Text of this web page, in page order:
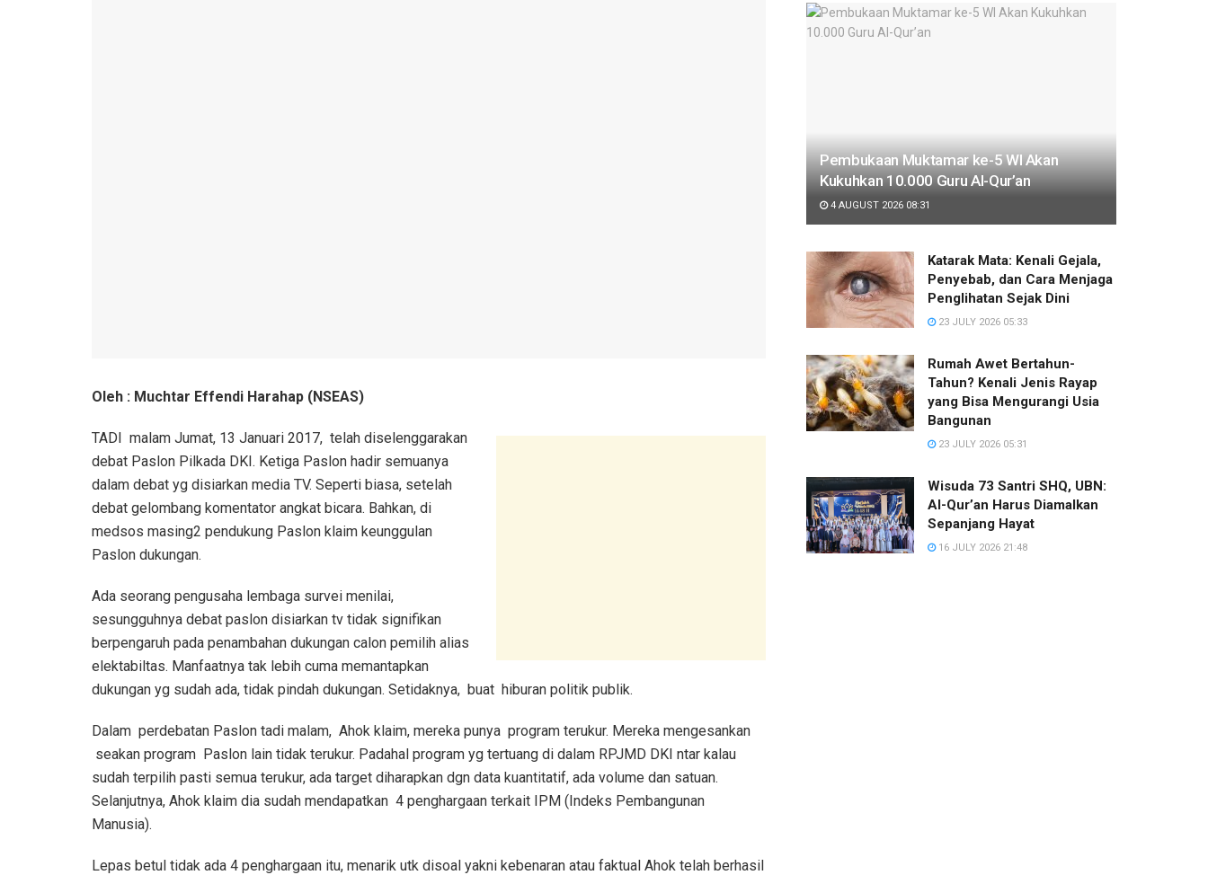
Oleh : Muchtar Effendi Harahap (NSEAS)
TADI malam Jumat, 13 Januari 2017, telah diselenggarakan
debat Paslon Pilkada DKI. Ketiga Paslon hadir semuanya
dalam debat yg disiarkan media TV. Seperti biasa, setelah
debat gelombang komentator angkat bicara. Bahkan, di
medsos masing2 pendukung Paslon klaim keunggulan
Paslon dukungan.
Ada seorang pengusaha lembaga survei menilai,
sesungguhnya debat paslon disiarkan tv tidak signifikan
berpengaruh pada penambahan dukungan calon pemilih alias
elektabiltas. Manfaatnya tak lebih cuma memantapkan
dukungan yg sudah ada, tidak pindah dukungan. Setidaknya, buat hiburan politik publik.
Dalam perdebatan Paslon tadi malam, Ahok klaim, mereka punya program terukur. Mereka mengesankan
seakan program Paslon lain tidak terukur. Padahal program yg tertuang di dalam RPJMD DKI ntar kalau
sudah terpilih pasti semua terukur, ada target diharapkan dgn data kuantitatif, ada volume dan satuan.
Selanjutnya, Ahok klaim dia sudah mendapatkan 4 penghargaan terkait IPM (Indeks Pembangunan
Manusia).
Lepas betul tidak ada 4 penghargaan itu, menarik utk disoal yakni kebenaran atau faktual Ahok telah berhasil
Pembukaan Muktamar ke-5 WI Akan
Kukuhkan 10.000 Guru Al-Qur’an
4 AUGUST 2026 08:31
Katarak Mata: Kenali Gejala,
Penyebab, dan Cara Menjaga
Penglihatan Sejak Dini
23 JULY 2026 05:33
Rumah Awet Bertahun-
Tahun? Kenali Jenis Rayap
yang Bisa Mengurangi Usia
Bangunan
23 JULY 2026 05:31
Wisuda 73 Santri SHQ, UBN:
Al-Qur’an Harus Diamalkan
Sepanjang Hayat
16 JULY 2026 21:48